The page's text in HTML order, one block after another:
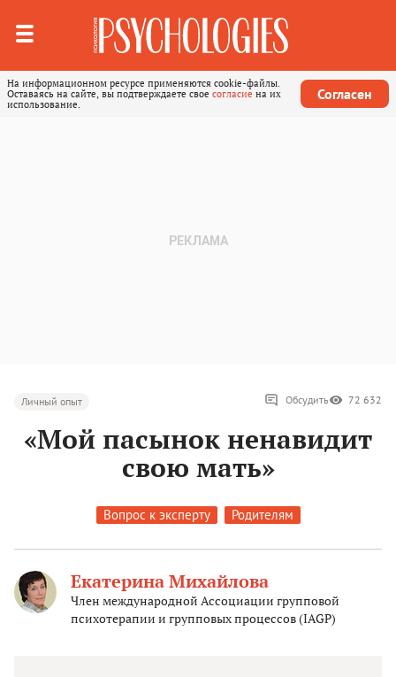
На информационном ресурсе применяются cookie-файлы.
Оставаясь на сайте, вы подтверждаете свое согласие на их
использование.
Согласен
Личный опыт Обсудить 72 632
«Мой пасынок ненавидит
свою мать»
Вопрос к эксперту Родителям
Екатерина Михайлова
Член международной Ассоциации групповой
психотерапии и групповых процессов (IAGP)